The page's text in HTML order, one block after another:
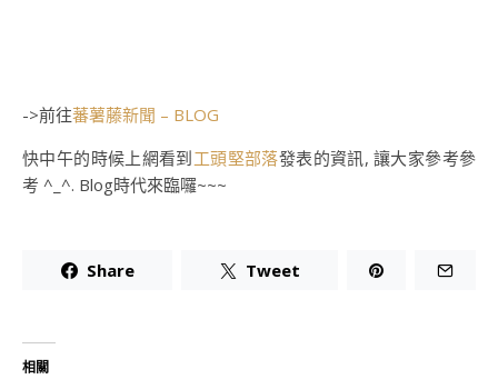
->前往蕃薯藤新聞 – BLOG
快中午的時候上網看到工頭堅部落發表的資訊, 讓大家參考參
考 ^_^. Blog時代來臨囉~~~
Share Tweet
相關